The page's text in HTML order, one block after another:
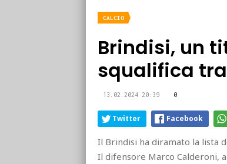
CALCIO
Brindisi, un
squalifica
13.02.2024 20:39 0
Twitter Facebook
Il Brindisi ha diramato la lista
Il difensore Marco Calderoni,